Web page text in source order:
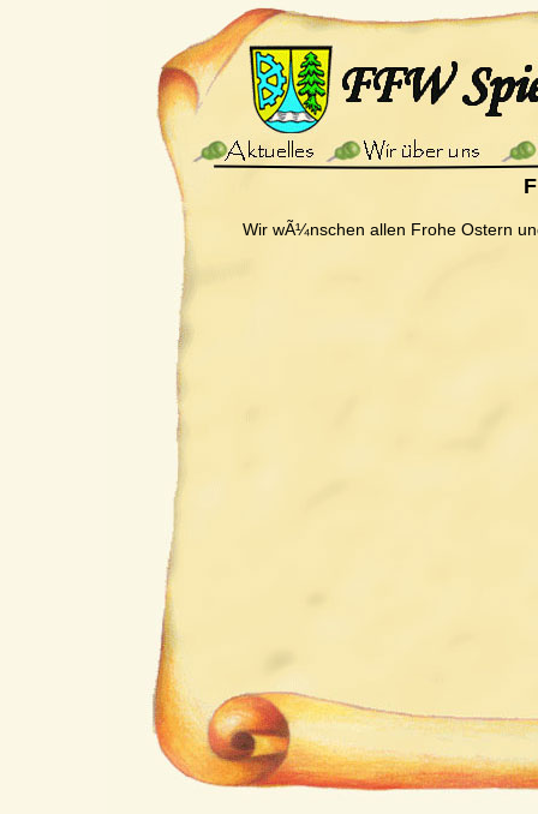
Wir wÃ¼nschen allen Frohe Ostern